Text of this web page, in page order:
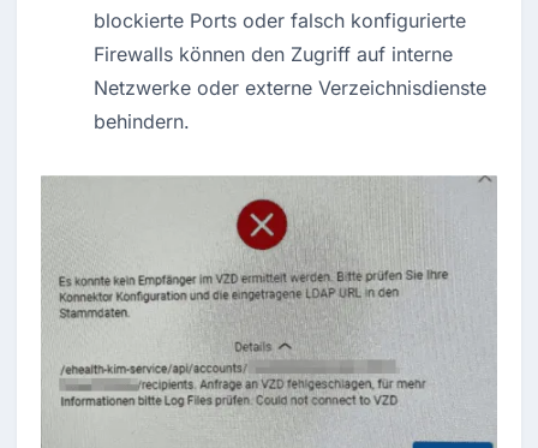
blockierte Ports oder falsch konfigurierte
Firewalls können den Zugriff auf interne
Netzwerke oder externe Verzeichnisdienste
behindern.